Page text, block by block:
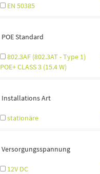
EN 50385
POE Standard
802.3AF (802.3AT - Type 1)
POE+ CLASS 3 (15.4 W)
Installations Art
stationäre
Versorgungsspannung
12V DC